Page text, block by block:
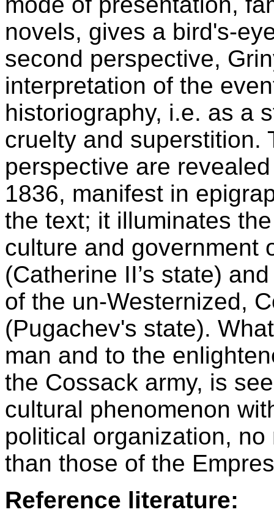
novels, gives a bird's-
second perspective,
interpretation of the
historiography, i.e. as a
cruelty and superstition.
perspective are
1836, manifest in
the text; it illuminates
culture and government
(Catherine II’s state)
of the un-Westernized,
(Pugachev's state).
man and to the
the Cossack army, is
cultural phenomenon
political organization,
than those of the
Reference literature: